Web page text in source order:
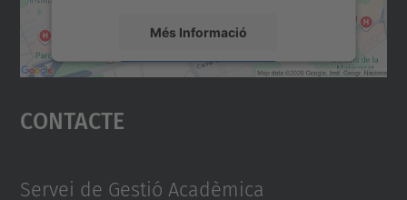
Més Informació
Accepta
powered by
Contacte
Servei de Gestió Acadèmica